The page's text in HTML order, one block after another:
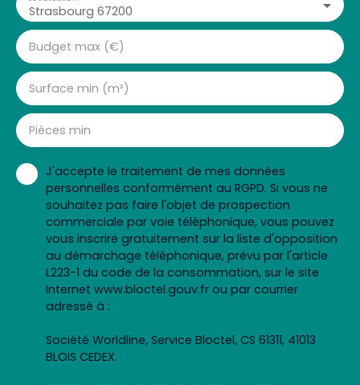
Strasbourg 67200
Budget max (€)
Surface min (m²)
Pièces min
J'accepte le traitement de mes données
personnelles conformément au RGPD. Si vous ne
souhaitez pas faire l'objet de prospection
commerciale par voie téléphonique, vous pouvez
vous inscrire gratuitement sur la liste d'opposition
au démarchage téléphonique, prévu par l'article
L223-1 du code de la consommation, sur le site
Internet www.bloctel.gouv.fr ou par courrier
adressé à :
Société Worldline, Service Bloctel, CS 61311, 41013
BLOIS CEDEX.